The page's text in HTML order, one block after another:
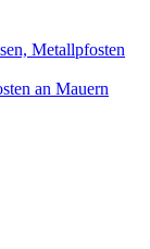
Metallpfosten
an Mauern